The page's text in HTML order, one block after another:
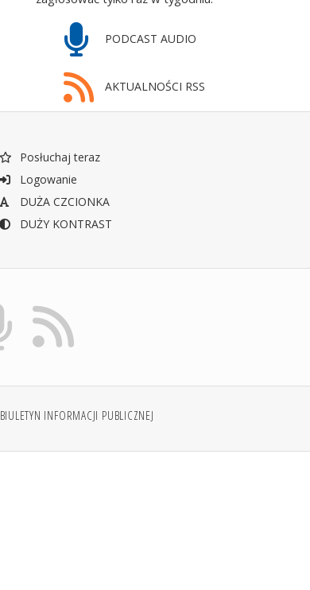
PODCAST AUDIO
AKTUALNOŚCI RSS
Posłuchaj teraz
Logowanie
DUŻA CZCIONKA
DUŻY KONTRAST
BIULETYN INFORMACJI PUBLICZNEJ